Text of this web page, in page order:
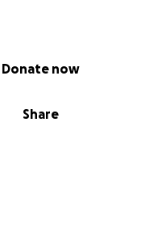
Share
Donate now